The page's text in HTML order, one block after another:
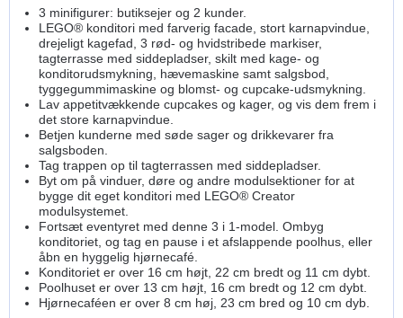
3 minifigurer: butiksejer og 2 kunder.
LEGO® konditori med farverig facade, stort karnapvindue,
drejeligt kagefad, 3 rød- og hvidstribede markiser,
tagterrasse med siddepladser, skilt med kage- og
konditorudsmykning, hævemaskine samt salgsbod,
tyggegummimaskine og blomst- og cupcake-udsmykning.
Lav appetitvækkende cupcakes og kager, og vis dem frem i
det store karnapvindue.
Betjen kunderne med søde sager og drikkevarer fra
salgsboden.
Tag trappen op til tagterrassen med siddepladser.
Byt om på vinduer, døre og andre modulsektioner for at
bygge dit eget konditori med LEGO® Creator
modulsystemet.
Fortsæt eventyret med denne 3 i 1-model. Ombyg
konditoriet, og tag en pause i et afslappende poolhus, eller
åbn en hyggelig hjørnecafé.
Konditoriet er over 16 cm højt, 22 cm bredt og 11 cm dybt.
Poolhuset er over 13 cm højt, 16 cm bredt og 12 cm dybt.
Hjørnecaféen er over 8 cm høj, 23 cm bred og 10 cm dyb.